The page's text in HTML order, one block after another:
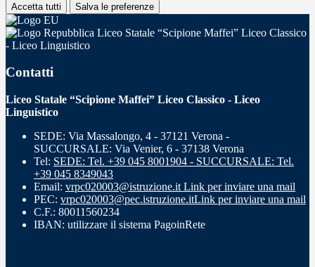
Accetta tutti Salva le preferenze
Liceo Statale “Scipione Maffei” Liceo Classico
- Liceo Linguistico
Contatti
Liceo Statale “Scipione Maffei” Liceo Classico - Liceo
Linguistico
SEDE: Via Massalongo, 4 - 37121 Verona -
SUCCURSALE: Via Venier, 6 - 37138 Verona
Tel: SEDE: Tel. +39 045 8001904 - SUCCURSALE: Tel.
+39 045 8349043
Email: vrpc020003@istruzione.it Link per inviare una mail
PEC: vrpc020003@pec.istruzione.itLink per inviare una mail
C.F.: 80011560234
IBAN: utilizzare il sistema PagoinRete